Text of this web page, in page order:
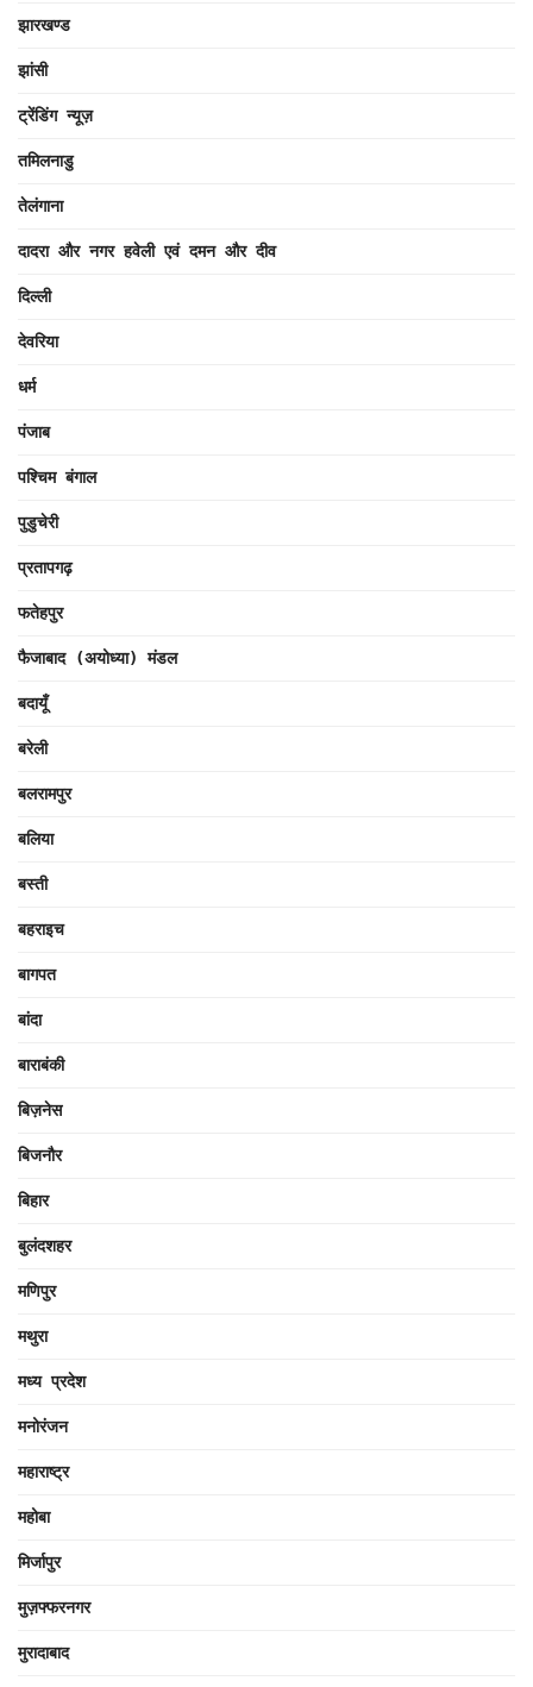
झारखण्ड
झांसी
ट्रेंडिंग न्यूज़
तमिलनाडु
तेलंगाना
दादरा और नगर हवेली एवं दमन और दीव
दिल्ली
देवरिया
धर्म
पंजाब
पश्चिम बंगाल
पुडुचेरी
प्रतापगढ़
फतेहपुर
फैजाबाद (अयोध्या) मंडल
बदायूँ
बरेली
बलरामपुर
बलिया
बस्ती
बहराइच
बागपत
बांदा
बाराबंकी
बिज़नेस
बिजनौर
बिहार
बुलंदशहर
मणिपुर
मथुरा
मध्य प्रदेश
मनोरंजन
महाराष्ट्र
महोबा
मिर्जापुर
मुज़फ्फरनगर
मुरादाबाद